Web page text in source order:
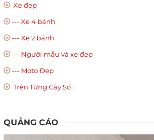
Xe đẹp
--- Xe 4 bánh
--- Xe 2 bánh
--- Người mẫu và xe đẹp
--- Moto Đẹp
Trên Từng Cây Số
QUẢNG CÁO